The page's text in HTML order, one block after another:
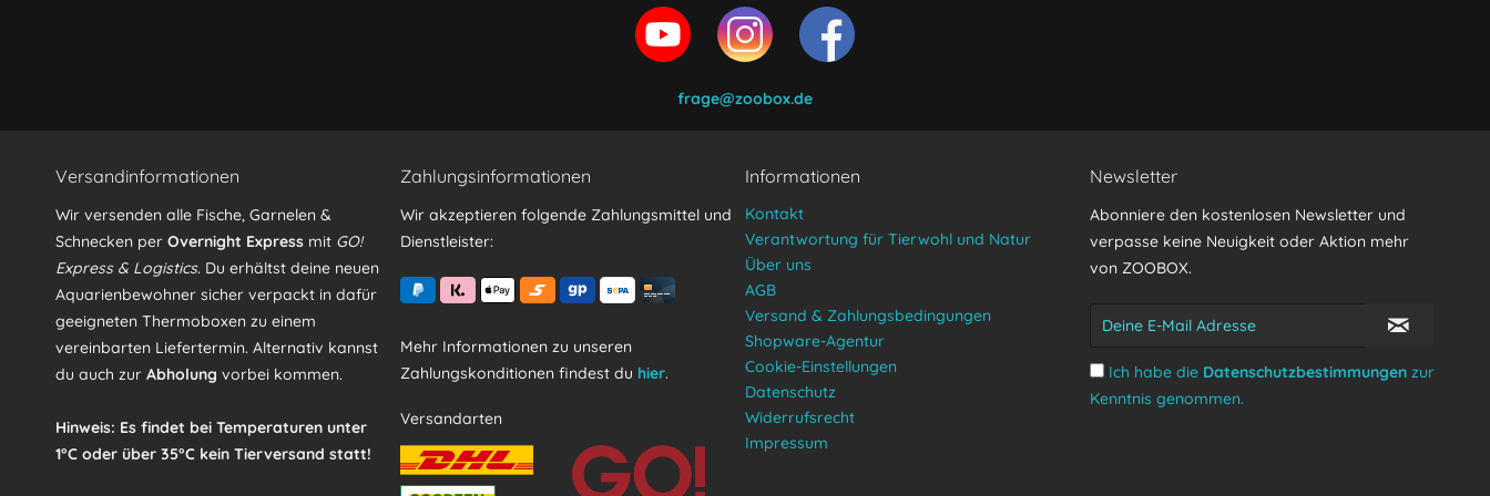
frage@zoobox.de
Versandinformationen
Wir versenden alle Fische, Garnelen &
Schnecken per Overnight Express mit GO!
Express & Logistics. Du erhältst deine neuen
Aquarienbewohner sicher verpackt in dafür
geeigneten Thermoboxen zu einem
vereinbarten Liefertermin. Alternativ kannst
du auch zur Abholung vorbei kommen.
Hinweis: Es findet bei Temperaturen unter
1°C oder über 35°C kein Tierversand statt!
Zahlungsinformationen
Wir akzeptieren folgende Zahlungsmittel und
Dienstleister:
Mehr Informationen zu unseren
Zahlungskonditionen findest du hier.
Versandarten
Informationen
Kontakt
Verantwortung für Tierwohl und Natur
Über uns
AGB
Versand & Zahlungsbedingungen
Shopware-Agentur
Cookie-Einstellungen
Datenschutz
Widerrufsrecht
Impressum
Newsletter
Abonniere den kostenlosen Newsletter und
verpasse keine Neuigkeit oder Aktion mehr
von ZOOBOX.
Ich habe die Datenschutzbestimmungen zur
Kenntnis genommen.